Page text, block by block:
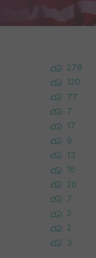
278
120
77
7
17
9
13
16
20
7
2
2
3